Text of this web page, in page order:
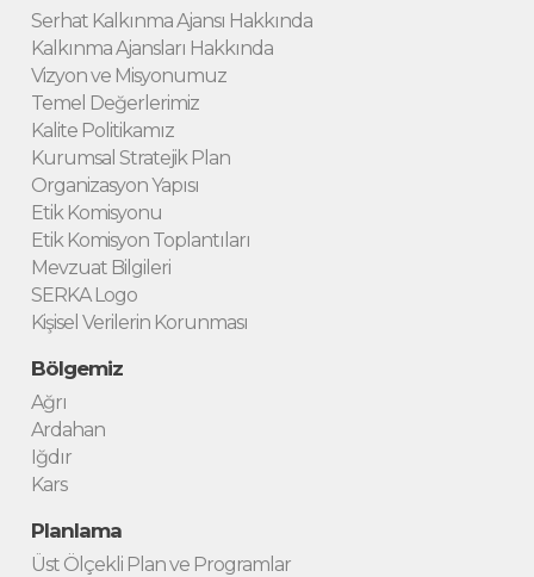
Serhat Kalkınma Ajansı Hakkında
Kalkınma Ajansları Hakkında
Vizyon ve Misyonumuz
Temel Değerlerimiz
Kalite Politikamız
Kurumsal Stratejik Plan
Organizasyon Yapısı
Etik Komisyonu
Etik Komisyon Toplantıları
Mevzuat Bilgileri
SERKA Logo
Kişisel Verilerin Korunması
Bölgemiz
Ağrı
Ardahan
Iğdır
Kars
Planlama
Üst Ölçekli Plan ve Programlar